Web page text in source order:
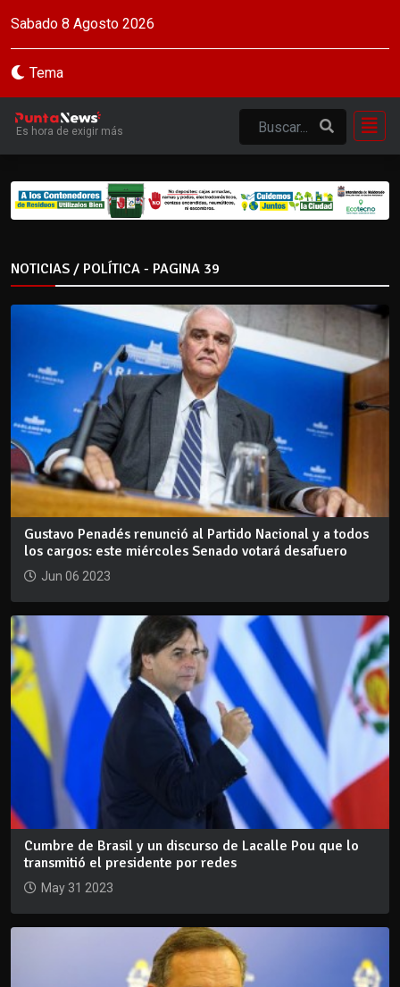
Sabado 8 Agosto 2026
Tema
Es hora de exigir más
NOTICIAS / POLÍTICA - PAGINA 39
Gustavo Penadés renunció al Partido Nacional y a todos
los cargos: este miércoles Senado votará desafuero
Jun 06 2023
Cumbre de Brasil y un discurso de Lacalle Pou que lo
transmitió el presidente por redes
May 31 2023